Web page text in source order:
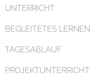
UNTERRICHT
BEGLEITETES LERNEN
TAGESABLAUF
PROJEKTUNTERRICHT